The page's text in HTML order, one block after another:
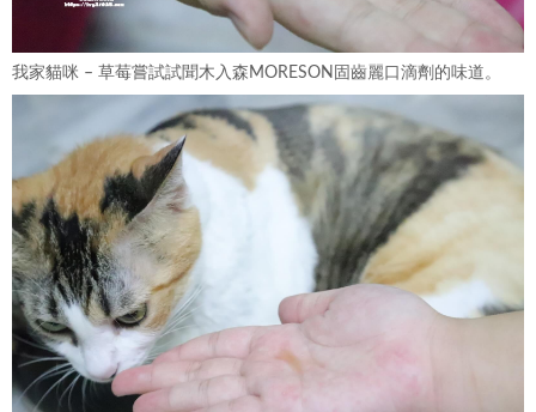
我家貓咪 – 草莓嘗試試聞木入森MORESON固齒麗口滴劑的味道。